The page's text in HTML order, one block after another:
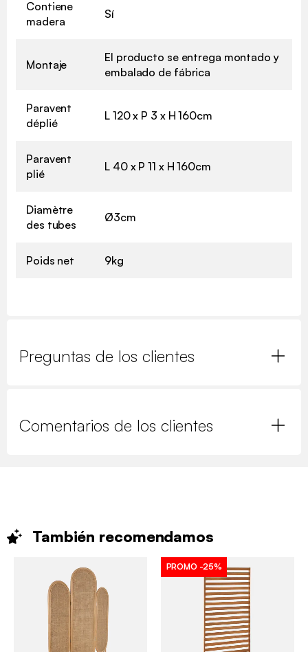
Contiene
madera
Sí
Montaje
El producto se entrega montado y
embalado de fábrica
Paravent
déplié
L 120 x P 3 x H 160cm
Paravent
plié
L 40 x P 11 x H 160cm
Diamètre
des tubes
Ø3cm
Poids net 9kg
Preguntas de los clientes
Comentarios de los clientes
También recomendamos
PROMO -25%